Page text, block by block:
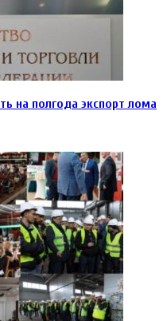
на полгода экспорт лома